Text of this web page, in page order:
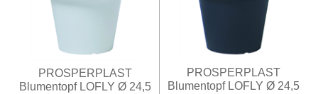
PROSPERPLAST
Blumentopf LOFLY Ø 24,5
PROSPERPLAST
Blumentopf LOFLY Ø 24,5